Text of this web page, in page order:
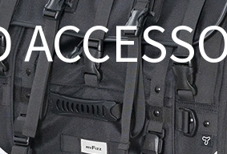
リングバッグ・アクセサリー